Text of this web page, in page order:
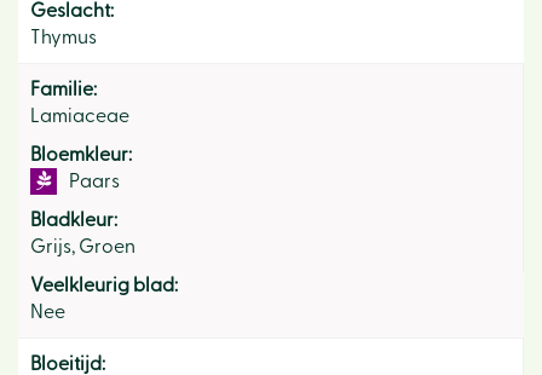
Geslacht:
Thymus
Familie:
Lamiaceae
Bloemkleur:
Paars
Bladkleur:
Grijs, Groen
Veelkleurig blad:
Nee
Bloeitijd: